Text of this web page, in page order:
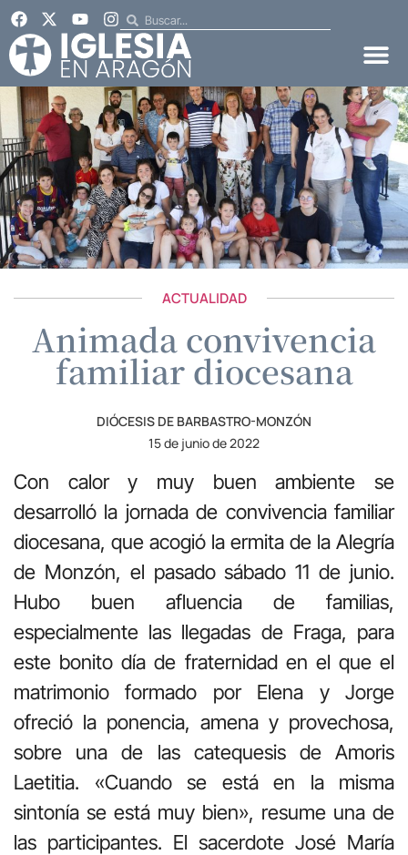
ACTUALIDAD
Animada convivencia
familiar diocesana
DIÓCESIS DE BARBASTRO-MONZÓN
15 de junio de 2022
Con calor y muy buen ambiente se
desarrolló la jornada de convivencia familiar
diocesana, que acogió la ermita de la Alegría
de Monzón, el pasado sábado 11 de junio.
Hubo buen afluencia de familias,
especialmente las llegadas de Fraga, para
este bonito día de fraternidad en el que el
matrimonio formado por Elena y Jorge
ofreció la ponencia, amena y provechosa,
sobre una de las catequesis de Amoris
Laetitia. «Cuando se está en la misma
sintonía se está muy bien», resume una de
las participantes. El sacerdote José María